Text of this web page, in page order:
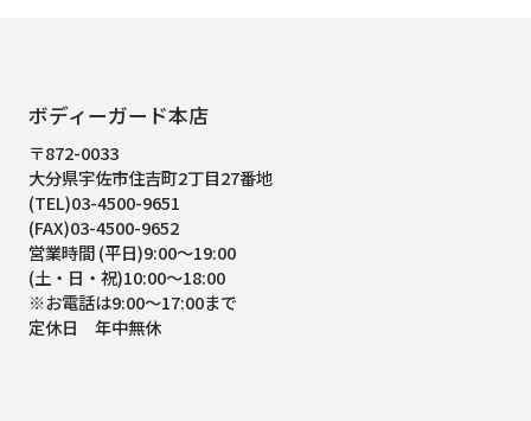
ボディーガード本店
〒872-0033
大分県宇佐市住吉町2丁目27番地
(TEL)03-4500-9651
(FAX)03-4500-9652
営業時間 (平日)9:00～19:00
(土・日・祝)10:00～18:00
※お電話は9:00～17:00まで
定休日 年中無休